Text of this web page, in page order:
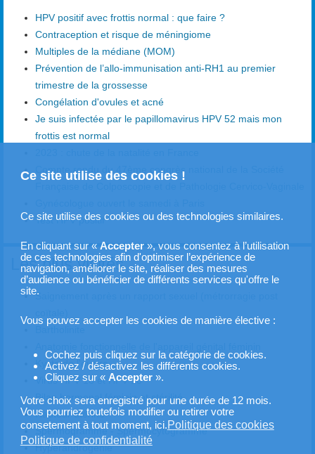
Ce site utilise des cookies !
Ce site utilise des cookies ou des technologies similaires.
En cliquant sur « Accepter», vous consentez à l’utilisation
de ces technologies afin d'optimiser l’expérience de
navigation, améliorer le site, réaliser des mesures
d’audience ou bénéficier de différents services qu'offre le
site.
Vous pouvez accepter les cookies de manière élective :
Cochez puis cliquez sur la catégorie de cookies.
Activez / désactivez les différents cookies.
Cliquez sur « Accepter».
Votre choix sera enregistré pour une durée de 12 mois.
Vous pourriez toutefois modifier ou retirer votre
consetement à tout moment, ici.Politique des cookies
Politique de confidentialité
HPV positif avec frottis normal : que faire ?
Contraception et risque de méningiome
Multiples de la médiane (MOM)
Prévention de l’allo-immunisation anti-RH1 au premier
trimestre de la grossesse
Congélation d'ovules et acné
Je suis infectée par le papillomavirus HPV 52 mais mon
frottis est normal
Compte rendu du 47ème congrès national de la Société
Test HPV positif
Les plus visités
Saignement après un rapport sexuel (métrorragie post
Bartholinite
Kyste de l'ovaire
Virus HPV 16 et HPV 18
Bilan hormonal féminin et stérilité
Hauteur utérine
Spermogramme - Spermocytogramme
Hyperandrogénie